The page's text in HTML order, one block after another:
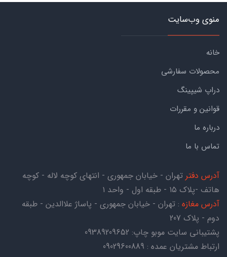
منوی وب‌سایت
خانه
محصولات سفارشی
دراپ شیپینگ
قوانین و مقررات
درباره ما
تماس با ما
آدرس دفتر تهران - خیابان جمهوری - انتهای کوچه لاله - کوچه
هاتف -پلاک ۱۵ - طبقه اول - واحد ۱
آدرس مغازه : تهران - خیابان جمهوری - پاساژ علاالدین - طبقه
دوم - پلاک 207
پشتیبانی سایت موبو چاپ: 09389209652
ارتباط مشتریان عمده : 09029600889